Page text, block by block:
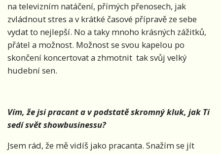
na televizním natáčení, přímých přenosech, jak
zvládnout stres a v krátké časové přípravě ze sebe
vydat to nejlepší. No a taky mnoho krásných zážitků,
přátel a možnost. Možnost se svou kapelou po
skončení koncertovat a zhmotnit tak svůj velký
hudební sen.
Vím, že jsi pracant a v podstatě skromný kluk, jak Ti
sedí svět showbusinessu?
Jsem rád, že mě vidíš jako pracanta. Snažím se jít